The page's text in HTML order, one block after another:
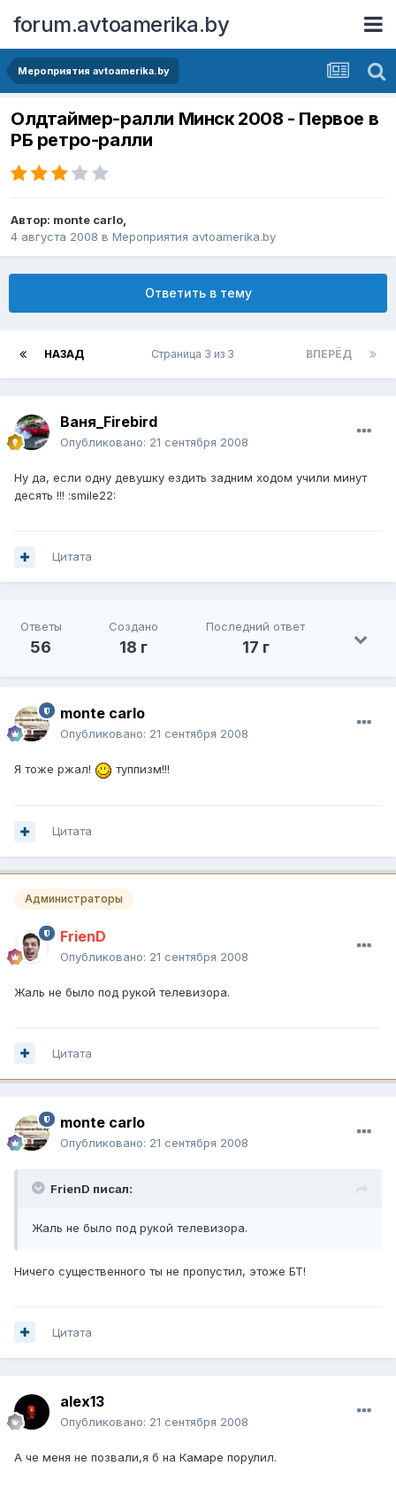
forum.avtoamerika.by
Мероприятия avtoamerika.by
Олдтаймер-ралли Минск 2008 - Первое в
РБ ретро-ралли
Автор: monte carlo,
4 августа 2008 в Мероприятия avtoamerika.by
Ответить в тему
НАЗАД ВПЕРЁД
Страница 3 из 3
Ваня_Firebird
Опубликовано: 21 сентября 2008
Ну да, если одну девушку ездить задним ходом учили минут
десять !!! :smile22:
Цитата
Ответы
56
Создано
18 г
Последний ответ
17 г
monte carlo
Опубликовано: 21 сентября 2008
Я тоже ржал! туппизм!!!
Цитата
Администраторы
FrienD
Опубликовано: 21 сентября 2008
Жаль не было под рукой телевизора.
Цитата
monte carlo
Опубликовано: 21 сентября 2008
FrienD писал:
Жаль не было под рукой телевизора.
Ничего существенного ты не пропустил, этоже БТ!
Цитата
alex13
Опубликовано: 21 сентября 2008
А че меня не позвали,я б на Камаре порулил.